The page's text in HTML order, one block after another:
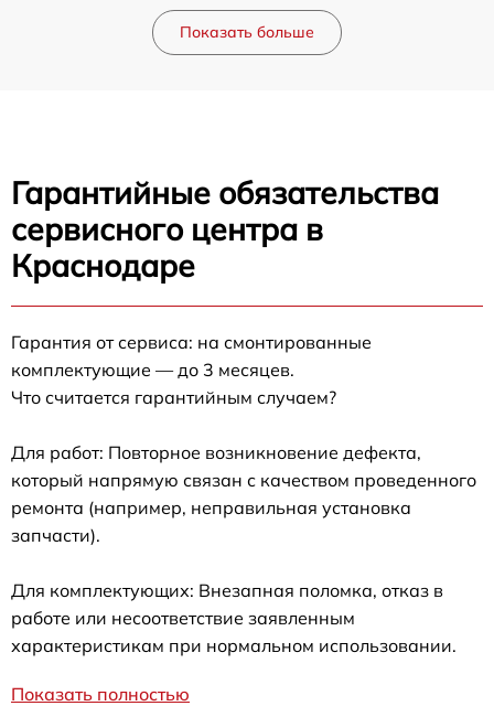
Показать больше
Гарантийные обязательства
сервисного центра в
Краснодаре
Гарантия от сервиса: на смонтированные
комплектующие — до 3 месяцев.
Что считается гарантийным случаем?
Для работ: Повторное возникновение дефекта,
который напрямую связан с качеством проведенного
ремонта (например, неправильная установка
запчасти).
Для комплектующих: Внезапная поломка, отказ в
работе или несоответствие заявленным
характеристикам при нормальном использовании.
Показать полностью